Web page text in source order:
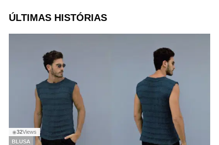
ÚLTIMAS HISTÓRIAS
◉32Views
BLUSA